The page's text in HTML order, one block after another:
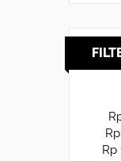
Rp